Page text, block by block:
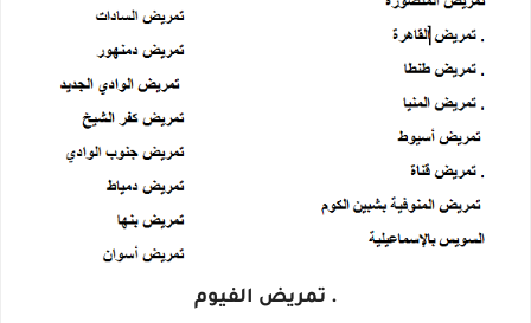
. تمريض الفيوم